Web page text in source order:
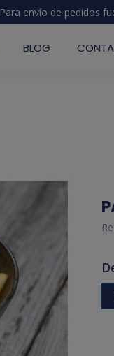
Para envío de pedidos
BLOG